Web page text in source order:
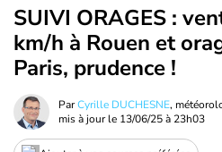
SUIVI ORAGES :
km/h à Rouen et
Paris, prudence !
ParCyrille DUCHESNE,
mis à jour le 13/06/25 à 23h03